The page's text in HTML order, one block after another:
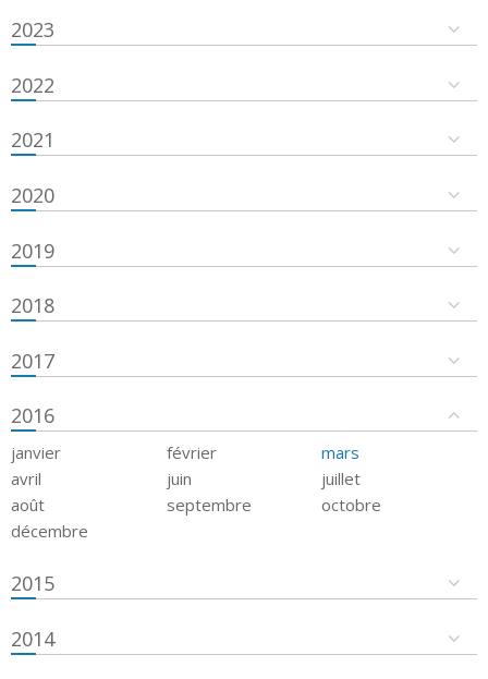
2023
2022
2021
2020
2019
2018
2017
2016
janvier février
mars
avril
juin
juillet
août
septembre
octobre
décembre
2015
2014